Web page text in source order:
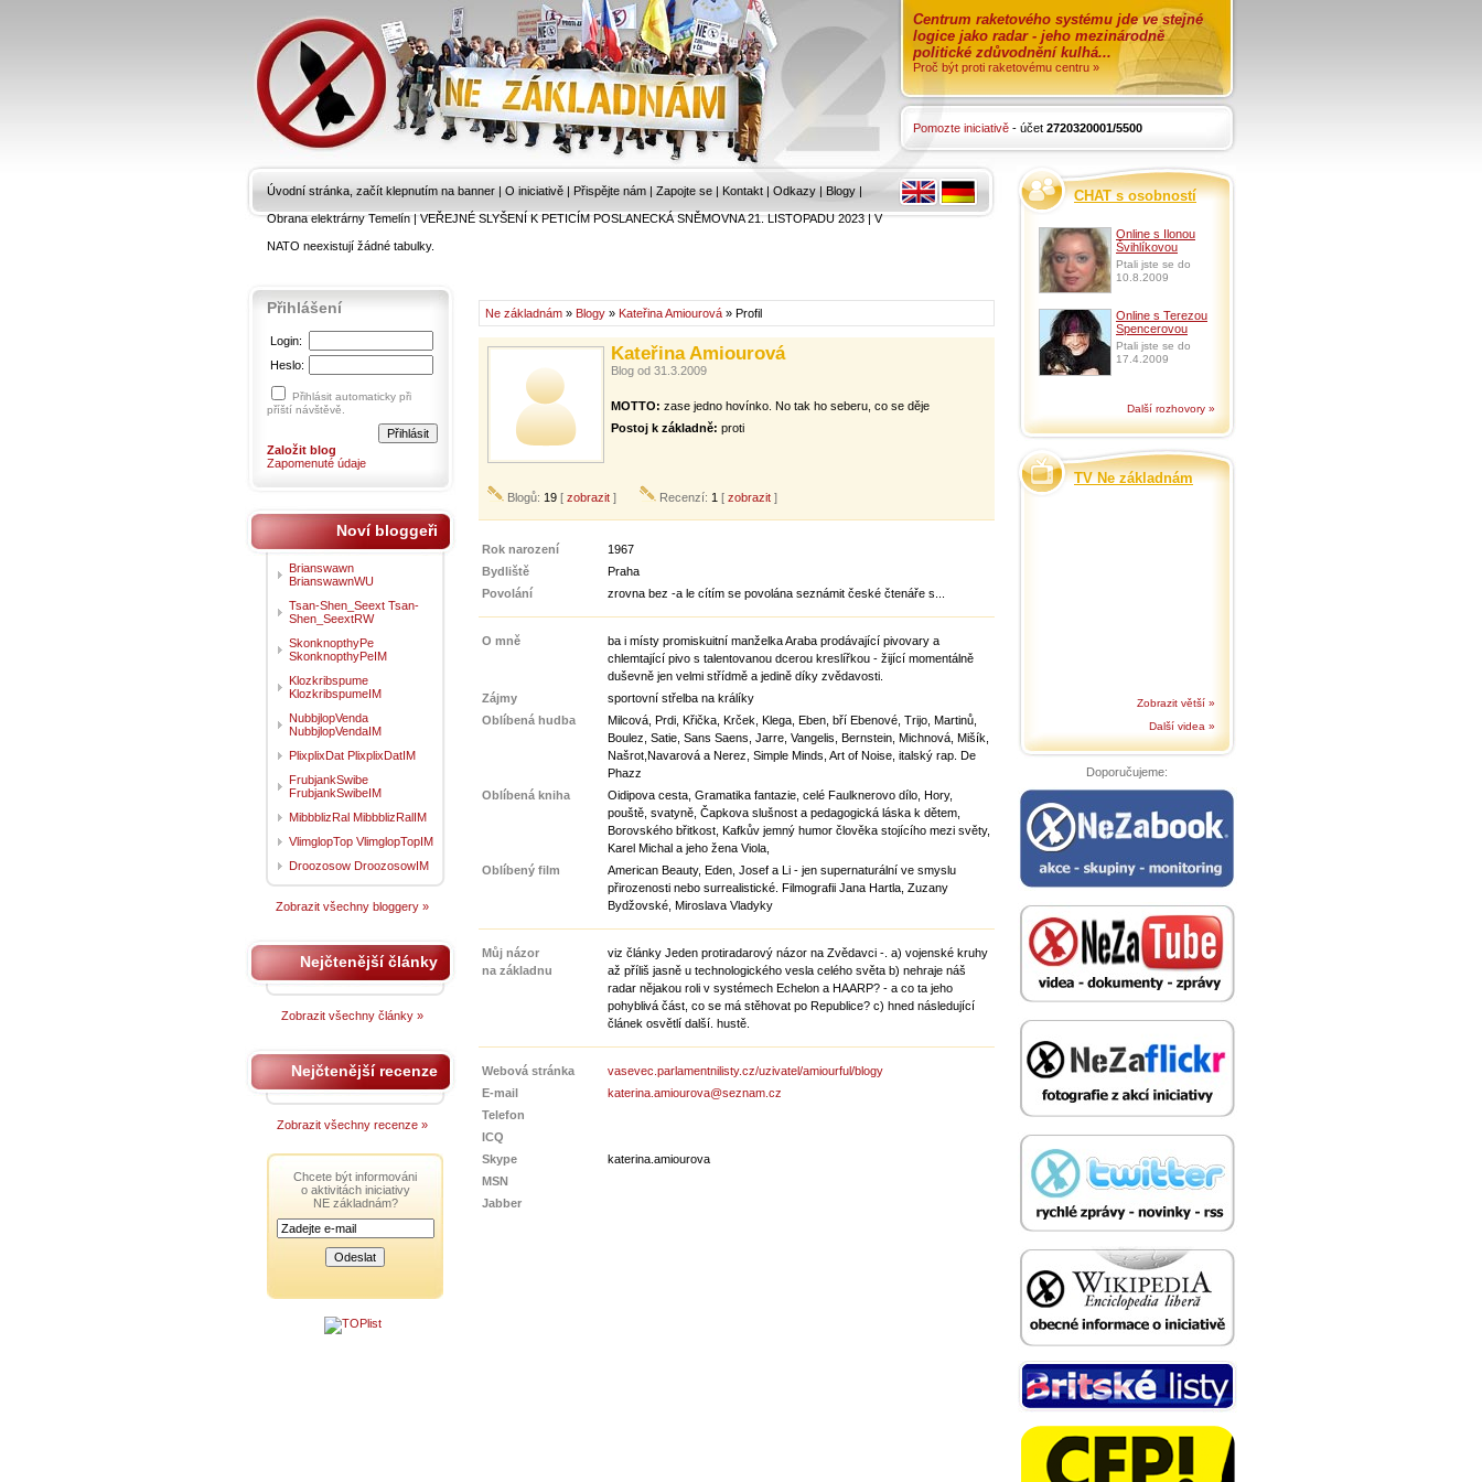
Centrum raketového systému jde ve stejné
logice jako radar - jeho mezinárodně
politické zdůvodnění kulhá...
Proč být proti raketovému centru »
Pomozte iniciativě - účet 2720320001/5500
Úvodní stránka, začít klepnutím na banner | O iniciativě | Přispějte nám | Zapojte se | Kontakt | Odkazy | Blogy |
Obrana elektrárny Temelín|VEŘEJNÉ SLYŠENÍ K PETICÍM POSLANECKÁ SNĚMOVNA 21. LISTOPADU 2023|V
NATO neexistují žádné tabulky.
Ne základnám » Blogy » Kateřina Amiourová » Profil
Kateřina Amiourová
Blog od 31.3.2009
MOTTO: zase jedno hovínko. No tak ho seberu, co se děje
Postoj k základně: proti
Blogů: 19 [ zobrazit ] Recenzí: 1 [ zobrazit ]
Rok narození
1967
Bydliště
Praha
Povolání
zrovna bez -a le cítím se povolána seznámit české čtenáře s...
O mně
ba i místy promiskuitní manželka Araba prodávající pivovary a
chlemtající pivo s talentovanou dcerou kreslířkou - žijící momentálně
duševně jen velmi střídmě a jedině díky zvědavosti.
Zájmy
sportovní střelba na králíky
Oblíbená hudba
Milcová, Prdi, Křička, Krček, Klega, Eben, bří Ebenové, Trijo, Martinů,
Boulez, Satie, Sans Saens, Jarre, Vangelis, Bernstein, Michnová, Mišík,
Našrot,Navarová a Nerez, Simple Minds, Art of Noise, italský rap. De
Phazz
Oblíbená kniha
Oidipova cesta, Gramatika fantazie, celé Faulknerovo dílo, Hory,
pouště, svatyně, Čapkova slušnost a pedagogická láska k dětem,
Borovského břitkost, Kafkův jemný humor člověka stojícího mezi světy,
Karel Michal a jeho žena Viola,
Oblíbený film
American Beauty, Eden, Josef a Li - jen supernaturální ve smyslu
přirozenosti nebo surrealistické. Filmografii Jana Hartla, Zuzany
Bydžovské, Miroslava Vladyky
Můj názor
na základnu
viz články Jeden protiradarový názor na Zvědavci -. a) vojenské kruhy
až příliš jasně u technologického vesla celého světa b) nehraje náš
radar nějakou roli v systémech Echelon a HAARP? - a co ta jeho
pohyblivá část, co se má stěhovat po Republice? c) hned následující
článek osvětlí další. hustě.
Webová stránka
vasevec.parlamentnilisty.cz/uzivatel/amiourful/blogy
E-mail
katerina.amiourova@seznam.cz
Telefon
ICQ
Skype
katerina.amiourova
MSN
Jabber
Přihlášení
Login:
Heslo:
Přihlásit automaticky při
příští návštěvě.
Založit blog
Zapomenuté údaje
Noví bloggeři
Brianswawn
BrianswawnWU
Tsan-Shen_Seext Tsan-
Shen_SeextRW
SkonknopthyPe
SkonknopthyPeIM
Klozkribspume
KlozkribspumeIM
NubbjlopVenda
NubbjlopVendaIM
PlixplixDat PlixplixDatIM
FrubjankSwibe
FrubjankSwibeIM
MibbblizRal MibbblizRalIM
VlimglopTop VlimglopTopIM
Droozosow DroozosowIM
Zobrazit všechny bloggery »
Nejčtenější články
Zobrazit všechny články »
Nejčtenější recenze
Zobrazit všechny recenze »
Chcete být informováni
o aktivitách iniciativy
NE základnám?
CHAT s osobností
Online s Ilonou
Švihlíkovou
Ptali jste se do
10.8.2009
Online s Terezou
Spencerovou
Ptali jste se do
17.4.2009
Další rozhovory »
TV Ne základnám
Zobrazit větší »
Další videa »
Doporučujeme: